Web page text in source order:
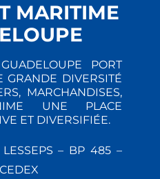
MARITIME
PORT
GRANDE DIVERSITÉ
MARCHANDISES,
UNE PLACE
ET DIVERSIFIÉE.
– BP 485 –